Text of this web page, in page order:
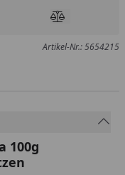
hinzufügenProdukt
Artikel-Nr.: 5654215
100g